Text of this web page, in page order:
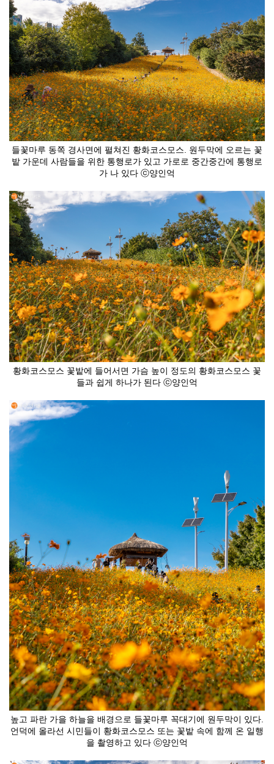
들꽃마루 동쪽 경사면에 펼쳐진 황화코스모스. 원두막에 오르는 꽃
밭 가운데 사람들을 위한 통행로가 있고 가로로 중간중간에 통행로
가 나 있다 ⓒ양인억
황화코스모스 꽃밭에 들어서면 가슴 높이 정도의 황화코스모스 꽃
들과 쉽게 하나가 된다 ⓒ양인억
높고 파란 가을 하늘을 배경으로 들꽃마루 꼭대기에 원두막이 있다.
언덕에 올라선 시민들이 황화코스모스 또는 꽃밭 속에 함께 온 일행
을 촬영하고 있다 ⓒ양인억